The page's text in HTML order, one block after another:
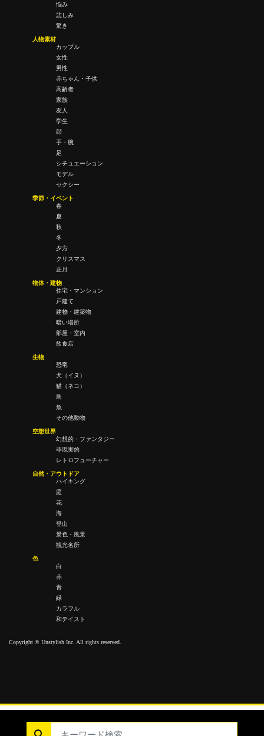
悩み
悲しみ
驚き
人物素材
カップル
女性
男性
赤ちゃん・子供
高齢者
家族
友人
学生
顔
手・腕
足
シチュエーション
モデル
セクシー
季節・イベント
春
夏
秋
冬
夕方
クリスマス
正月
物体・建物
住宅・マンション
戸建て
建物・建築物
暗い場所
部屋・室内
飲食店
生物
恐竜
犬（イヌ）
猫（ネコ）
鳥
魚
その他動物
空想世界
幻想的・ファンタジー
非現実的
レトロフューチャー
自然・アウトドア
ハイキング
庭
花
海
登山
景色・風景
観光名所
色
白
赤
青
緑
カラフル
和テイスト
Copyright © Unstylish Inc. All rights reserved.